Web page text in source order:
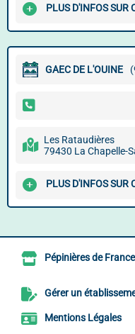
PLUS D'INFOS SUR
GAEC DE L'OUINE
Les Rataudières
79430 La Chapelle-
PLUS D'INFOS SUR
Pépinières de France
Gérer un
Mentions Légales